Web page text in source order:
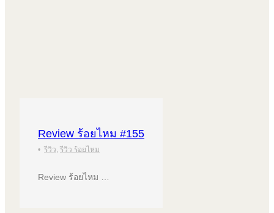
Review ร้อยไหม #155
• รีวิว, รีวิว ร้อยไหม
Review ร้อยไหม …